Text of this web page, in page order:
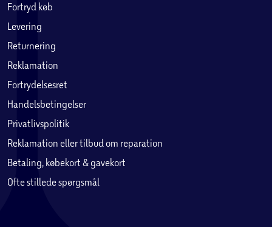
Fortryd køb
Levering
Returnering
Reklamation
Fortrydelsesret
Handelsbetingelser
Privatlivspolitik
Reklamation eller tilbud om reparation
Betaling, købekort & gavekort
Ofte stillede spørgsmål